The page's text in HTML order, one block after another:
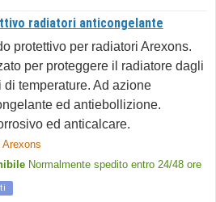
radiatori anticongelante
protettivo per radiatori Arexons.
per proteggere il radiatore dagli
di temperature. Ad azione
ed antiebollizione.
ed anticalcare.
Arexons
Normalmente spedito entro 24/48 ore